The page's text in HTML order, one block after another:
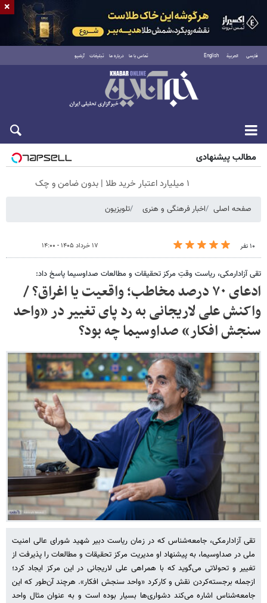
فارسی العربية English تماس با ما درباره ما تبلیغات آرشیو
شنبه ۱۷ مرداد ۱۴۰۵
مطالب پیشنهادی
۱ میلیارد اعتبار خرید طلا | بدون ضامن و چک
صفحه اصلی اخبار فرهنگی و هنری تلویزیون
۱۰ نفر ۱۷ خرداد ۱۴۰۵ - ۱۴:۰۰
تقی آزادارمکی، ریاست وقتِ مرکز تحقیقات و مطالعات صداوسیما پاسخ داد:
ادعای ۷۰ درصد مخاطب؛ واقعیت یا اغراق؟ /
واکنش علی لاریجانی به رد پای تغییر در «واحد
سنجش افکار» صداوسیما چه بود؟
تقی آزادارمکی، جامعه‌شناس که در زمان ریاست دبیر شهید شورای عالی امنیت
ملی در صداوسیما، به پیشنهاد او مدیریت مرکز تحقیقات و مطالعات را پذیرفت از
تغییر و تحولاتی می‌گوید که با همراهی علی لاریجانی در این مرکز ایجاد کرد؛
ازجمله برجسته‌کردن نقش و کارکرد «واحد سنجش افکار». هرچند آن‌طور که این
جامعه‌شناس اشاره می‌کند دشواری‌ها بسیار بوده است و به عنوان مثال واحد
×